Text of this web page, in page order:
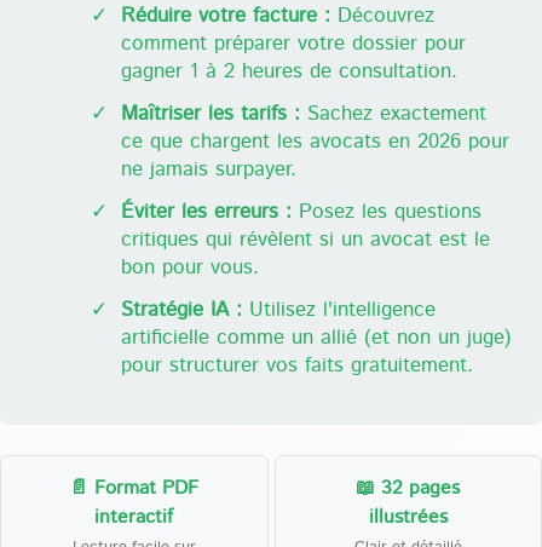
✓ Réduire votre facture : Découvrez
comment préparer votre dossier pour
gagner 1 à 2 heures de consultation.
✓ Maîtriser les tarifs : Sachez exactement
ce que chargent les avocats en 2026 pour
ne jamais surpayer.
✓ Éviter les erreurs : Posez les questions
critiques qui révèlent si un avocat est le
bon pour vous.
✓ Stratégie IA : Utilisez l'intelligence
artificielle comme un allié (et non un juge)
pour structurer vos faits gratuitement.
📄 Format PDF
interactif
📖 32 pages
illustrées